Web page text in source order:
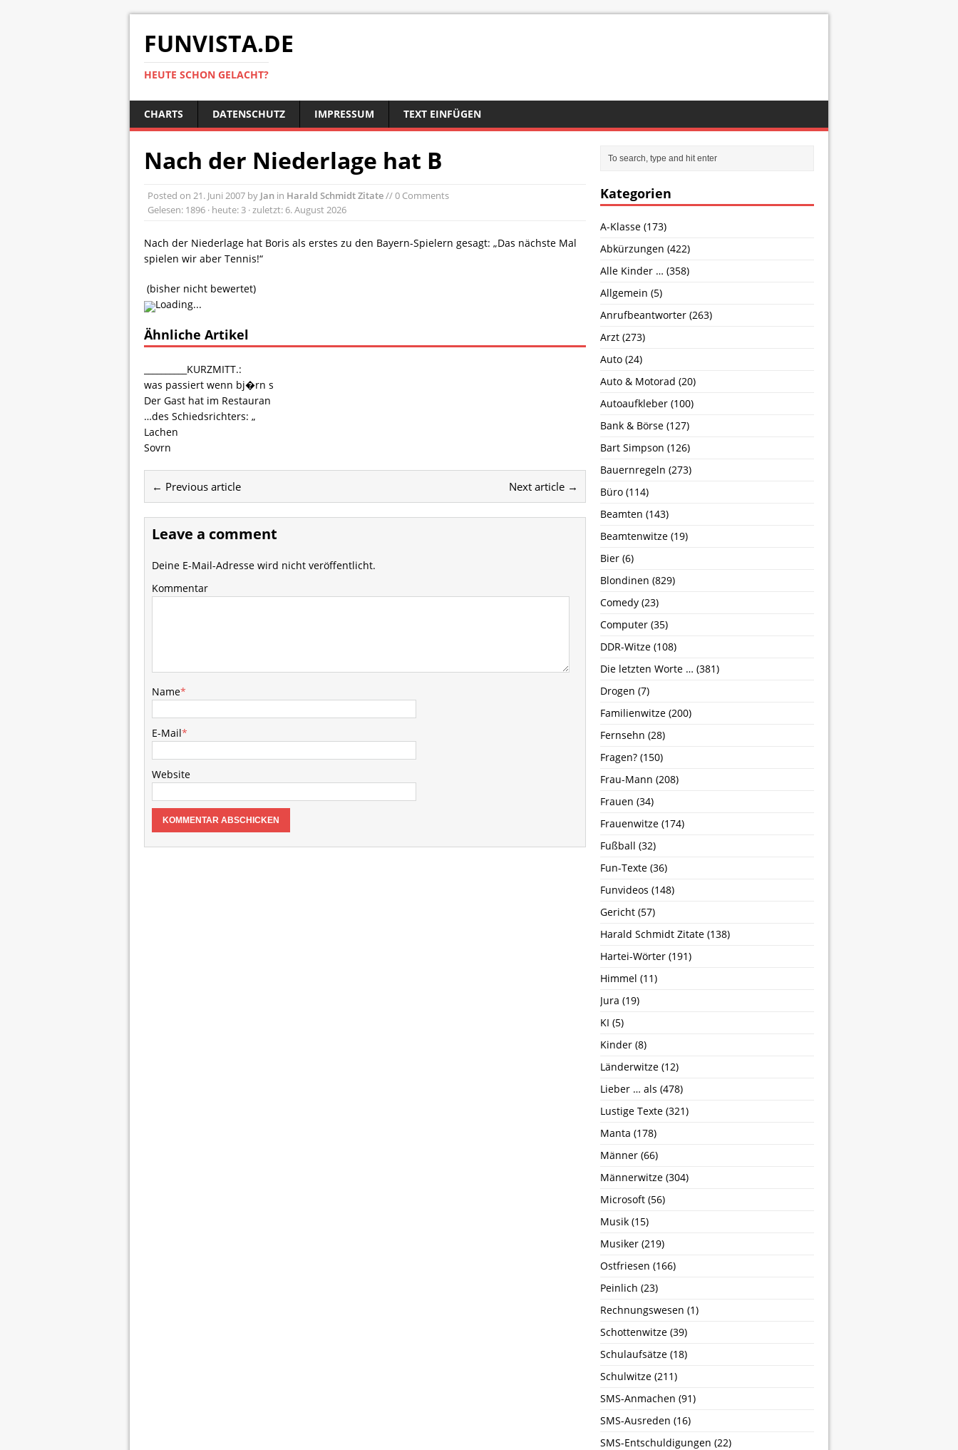
FUNVISTA.DE
HEUTE SCHON GELACHT?
CHARTS DATENSCHUTZ IMPRESSUM TEXT EINFÜGEN
Nach der Niederlage hat B
Posted on 21. Juni 2007 by Jan in Harald Schmidt Zitate// 0 Comments
Gelesen: 1896 · heute: 3 · zuletzt: 6. August 2026
Nach der Niederlage hat Boris als erstes zu den Bayern-Spielern gesagt: „Das nächste Mal
spielen wir aber Tennis!“
(bisher nicht bewertet)
Loading...
Ähnliche Artikel
__________KURZMITT.:
was passiert wenn bj�rn s
Der Gast hat im Restauran
…des Schiedsrichters: „
Lachen
Sovrn
← Previous article Next article →
Leave a comment
Deine E-Mail-Adresse wird nicht veröffentlicht.
Kommentar
Name*
E-Mail*
Website
Kategorien
A-Klasse (173)
Abkürzungen (422)
Alle Kinder … (358)
Allgemein (5)
Anrufbeantworter (263)
Arzt (273)
Auto (24)
Auto & Motorad (20)
Autoaufkleber (100)
Bank & Börse (127)
Bart Simpson (126)
Bauernregeln (273)
Büro (114)
Beamten (143)
Beamtenwitze (19)
Bier (6)
Blondinen (829)
Comedy (23)
Computer (35)
DDR-Witze (108)
Die letzten Worte … (381)
Drogen (7)
Familienwitze (200)
Fernsehn (28)
Fragen? (150)
Frau-Mann (208)
Frauen (34)
Frauenwitze (174)
Fußball (32)
Fun-Texte (36)
Funvideos (148)
Gericht (57)
Harald Schmidt Zitate (138)
Hartei-Wörter (191)
Himmel (11)
Jura (19)
KI (5)
Kinder (8)
Länderwitze (12)
Lieber … als (478)
Lustige Texte (321)
Manta (178)
Männer (66)
Männerwitze (304)
Microsoft (56)
Musik (15)
Musiker (219)
Ostfriesen (166)
Peinlich (23)
Rechnungswesen (1)
Schottenwitze (39)
Schulaufsätze (18)
Schulwitze (211)
SMS-Anmachen (91)
SMS-Ausreden (16)
SMS-Entschuldigungen (22)